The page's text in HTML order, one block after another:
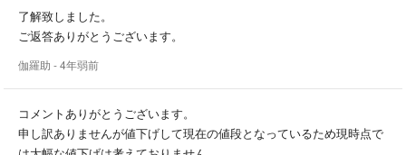
了解致しました。
ご返答ありがとうございます。
伽羅助 - 4年弱前
コメントありがとうございます。
申し訳ありませんが値下げして現在の値段となっているため現時点で